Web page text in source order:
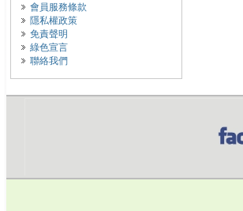
會員服務條款
隱私權政策
免責聲明
綠色宣言
聯絡我們